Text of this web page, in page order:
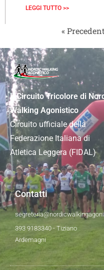
LEGGI TUTTO >>
«
Il Circuito Tricolore di
Walking Agonistico
Circuito ufficiale della
Federazione Italiana di
Atletica Leggera (FIDAL)
Contatti
393 9183340 - Tiziano
Ardemagni